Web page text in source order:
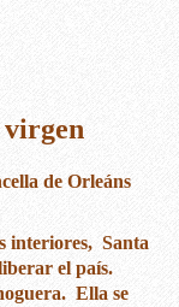
virgen
de Orleáns
interiores, Santa
el país.
Ella se